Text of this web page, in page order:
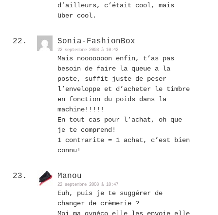
d’ailleurs, c’était cool, mais
über cool.
Sonia-FashionBox
22 septembre 2008 à 10:42
Mais nooooooon enfin, t’as pas
besoin de faire la queue a la
poste, suffit juste de peser
l’enveloppe et d’acheter le timbre
en fonction du poids dans la
machine!!!!!
En tout cas pour l’achat, oh que
je te comprend!
1 contrarite = 1 achat, c’est bien
connu!
Manou
22 septembre 2008 à 10:47
Euh, puis je te suggérer de
changer de crèmerie ?